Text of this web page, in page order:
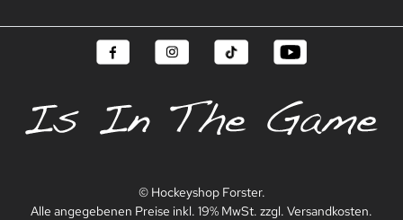
© Hockeyshop Forster.
Alle angegebenen Preise inkl. 19% MwSt. zzgl. Versandkosten.